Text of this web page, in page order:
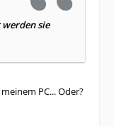
sie
PC... Oder?